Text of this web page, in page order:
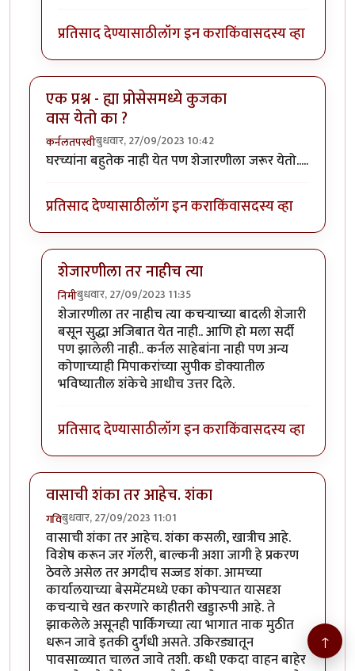
प्रतिसाद देण्यासाठीलॉग इन कराकिंवासदस्य व्हा
एक प्रश्न - ह्या प्रोसेसमध्ये कुजका
वास येतो का ?
कर्नलतपस्वीबुधवार, 27/09/2023 10:42
घरच्यांना बहुतेक नाही येत पण शेजारणीला जरूर येतो.....
प्रतिसाद देण्यासाठीलॉग इन कराकिंवासदस्य व्हा
शेजारणीला तर नाहीच त्या
निमीबुधवार, 27/09/2023 11:35
In reply toएक प्रश्न - ह्या प्रोसेसमध्ये कुजका वास येतो का ?
शेजारणीला तर नाहीच त्या कचऱ्याच्या बादली शेजारी
बसून सुद्धा अजिबात येत नाही.. आणि हो मला सर्दी
पण झालेली नाही.. कर्नल साहेबांना नाही पण अन्य
कोणाच्याही मिपाकरांच्या सुपीक डोक्यातील
भविष्यातील शंकेचे आधीच उत्तर दिले.
प्रतिसाद देण्यासाठीलॉग इन कराकिंवासदस्य व्हा
वासाची शंका तर आहेच. शंका
गविबुधवार, 27/09/2023 11:01
वासाची शंका तर आहेच. शंका कसली, खात्रीच आहे.
विशेष करून जर गॅलरी, बाल्कनी अशा जागी हे प्रकरण
ठेवले असेल तर अगदीच सज्जड शंका. आमच्या
कार्यालयाच्या बेसमेंटमध्ये एका कोपऱ्यात यासदृश
कचऱ्याचे खत करणारे काहीतरी खड्डारुपी आहे. ते
झाकलेले असूनही पार्किंगच्या त्या भागात नाक मुठीत
धरून जावे इतकी दुर्गंधी असते. उकिरड्यातून
पावसाळ्यात चालत जावे तशी. कधी एकदा वाहन बाहेर
↑